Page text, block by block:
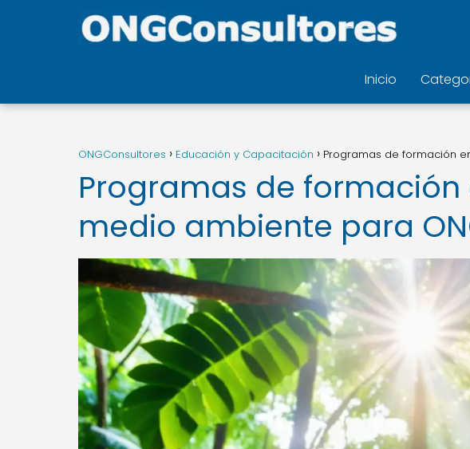
Inicio
ONGConsultores Educación y Capacitación Programas de formación
Programas de
medio ambiente para